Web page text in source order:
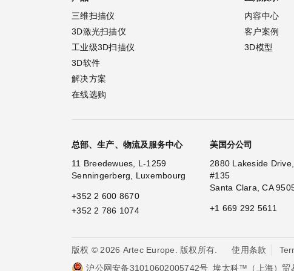
三维扫描仪
3D激光扫描仪
工业级3D扫描仪
3D软件
解决方案
在线选购
内容中心
客户案例
3D模型
总部、生产、物流及服务中心
11 Breedewues, L-1259
Senningerberg, Luxembourg
+352 2 600 8670
+352 2 786 1074
美国分公司
2880 Lakeside Drive,
#135
Santa Clara, CA
+1 669 292 5611
版权 © 2026 Artec Europe. 版权所有. 使用条款
沪公网安备31010602005742号 埃太科™（上海）贸